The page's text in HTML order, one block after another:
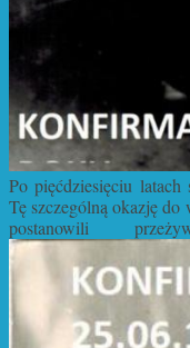
Po pięćdziesięciu
Tę szczególną okazję
postanowili